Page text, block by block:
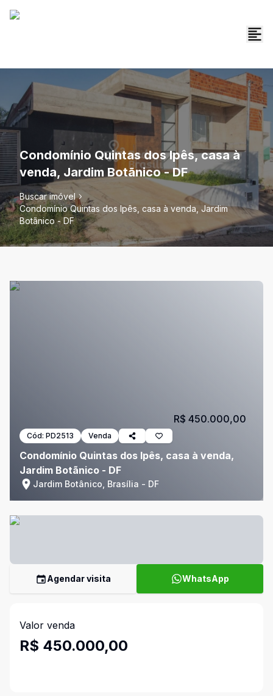
Condomínio Quintas dos Ipês, casa à
venda, Jardim Botãnico - DF
Buscar imóvel
Condomínio Quintas dos Ipês, casa à venda, Jardim
Botãnico - DF
Cód: PD2513 Venda
Condomínio Quintas dos Ipês, casa à venda,
Jardim Botãnico - DF
Jardim Botânico, Brasília - DF
R$ 450.000,00
Agendar visita WhatsApp
Valor venda
R$ 450.000,00